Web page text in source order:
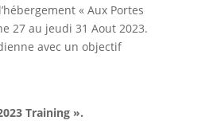
« Aux Portes
27 au jeudi 31 Aout 2023.
avec un objectif
Training ».